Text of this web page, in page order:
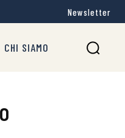
Newsletter
CHI SIAMO